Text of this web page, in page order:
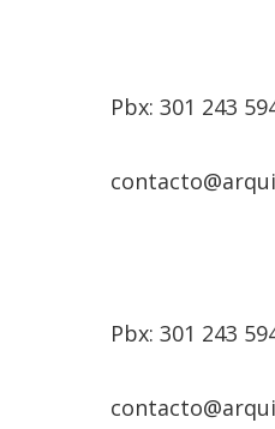
Pbx: 301 243
Pbx: 301 243